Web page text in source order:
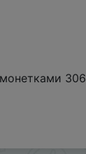
306